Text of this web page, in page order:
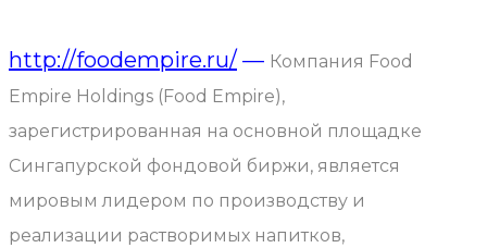
http://foodempire.ru/ — Компания Food
Empire Holdings (Food Empire),
зарегистрированная на основной площадке
Сингапурской фондовой биржи, является
мировым лидером по производству и
реализации растворимых напитков,